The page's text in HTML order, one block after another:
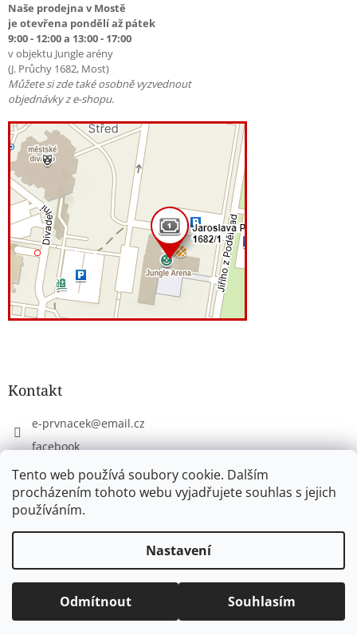
Tento web používá soubory cookie. Dalším
procházením tohoto webu vyjadřujete souhlas s jejich
používáním.
Nastavení
Odmítnout Souhlasím
Naše prodejna v Mostě
je otevřena pondělí až pátek
9:00 - 12:00 a 13:00 - 17:00
v objektu Jungle arény
(J. Průchy 1682, Most)
Můžete si zde také osobně vyzvednout
objednávky z e-shopu.
Kontakt
e-prvnacek@email.cz
facebook
eprvnacek
Copyright 2026www.e-prvnacek.cz. Všechna práva